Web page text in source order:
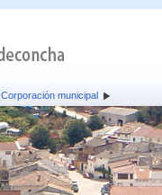
Corporación municipal